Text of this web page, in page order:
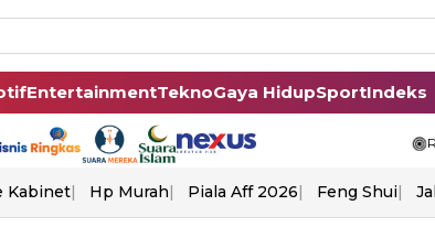
EntertainmentTeknoGaya HidupSportIndeks
Kabinet Hp Murah Piala Aff 2026 Feng Shui